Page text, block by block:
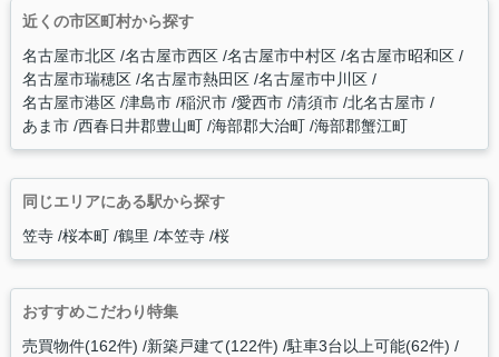
近くの市区町村から探す
名古屋市北区 名古屋市西区 名古屋市中村区 名古屋市昭和区
名古屋市瑞穂区 名古屋市熱田区 名古屋市中川区
名古屋市港区 津島市 稲沢市 愛西市 清須市 北名古屋市
あま市 西春日井郡豊山町 海部郡大治町 海部郡蟹江町
同じエリアにある駅から探す
笠寺 桜本町 鶴里 本笠寺 桜
おすすめこだわり特集
売買物件(162件) 新築戸建て(122件) 駐車3台以上可能(62件)